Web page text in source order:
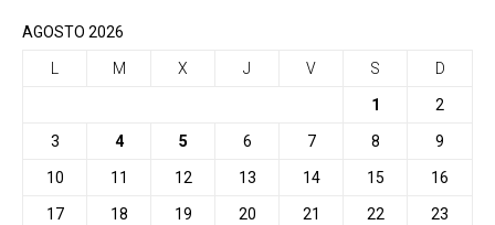
AGOSTO 2026
L M X J V S D
1 2
3 4 5 6 7 8 9
10 11 12 13 14 15 16
17 18 19 20 21 22 23